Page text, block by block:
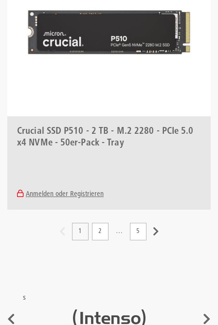
Crucial SSD P510 - 2 TB - M.2 2280 - PCIe 5.0
x4 NVMe - 50er-Pack - Tray
Anmelden oder Registrieren
1 2 … 5
s